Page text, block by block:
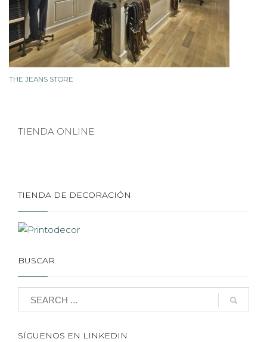
THE JEANS STORE
TIENDA ONLINE
TIENDA DE DECORACIÓN
BUSCAR
SÍGUENOS EN LINKEDIN